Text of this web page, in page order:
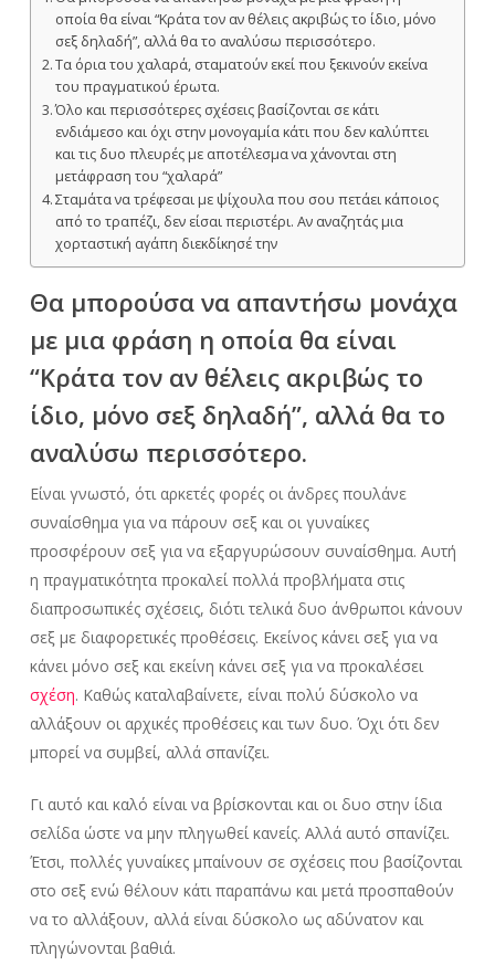
οποία θα είναι “Κράτα τον αν θέλεις ακριβώς το ίδιο, μόνο
σεξ δηλαδή”, αλλά θα το αναλύσω περισσότερο.
Τα όρια του χαλαρά, σταματούν εκεί που ξεκινούν εκείνα
του πραγματικού έρωτα.
Όλο και περισσότερες σχέσεις βασίζονται σε κάτι
ενδιάμεσο και όχι στην μονογαμία κάτι που δεν καλύπτει
και τις δυο πλευρές με αποτέλεσμα να χάνονται στη
μετάφραση του “χαλαρά”
Σταμάτα να τρέφεσαι με ψίχουλα που σου πετάει κάποιος
από το τραπέζι, δεν είσαι περιστέρι. Αν αναζητάς μια
χορταστική αγάπη διεκδίκησέ την
Θα μπορούσα να απαντήσω μονάχα
με μια φράση η οποία θα είναι
“Κράτα τον αν θέλεις ακριβώς το
ίδιο, μόνο σεξ δηλαδή”, αλλά θα το
αναλύσω περισσότερο.
Είναι γνωστό, ότι αρκετές φορές οι άνδρες πουλάνε
συναίσθημα για να πάρουν σεξ και οι γυναίκες
προσφέρουν σεξ για να εξαργυρώσουν συναίσθημα. Αυτή
η πραγματικότητα προκαλεί πολλά προβλήματα στις
διαπροσωπικές σχέσεις, διότι τελικά δυο άνθρωποι κάνουν
σεξ με διαφορετικές προθέσεις. Εκείνος κάνει σεξ για να
κάνει μόνο σεξ και εκείνη κάνει σεξ για να προκαλέσει
σχέση. Καθώς καταλαβαίνετε, είναι πολύ δύσκολο να
αλλάξουν οι αρχικές προθέσεις και των δυο. Όχι ότι δεν
μπορεί να συμβεί, αλλά σπανίζει.
Γι αυτό και καλό είναι να βρίσκονται και οι δυο στην ίδια
σελίδα ώστε να μην πληγωθεί κανείς. Αλλά αυτό σπανίζει.
Έτσι, πολλές γυναίκες μπαίνουν σε σχέσεις που βασίζονται
στο σεξ ενώ θέλουν κάτι παραπάνω και μετά προσπαθούν
να το αλλάξουν, αλλά είναι δύσκολο ως αδύνατον και
πληγώνονται βαθιά.